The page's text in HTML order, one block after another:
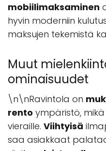
mobiilimaksaminen
hyvin moderniin
maksujen tekemistä
Muut
ominaisuudet
\n\nRavintola on
rento ympäristö,
vieraille. Viihtyisä
saa asiakkaat